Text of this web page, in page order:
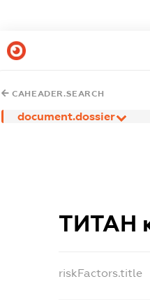
CAHEADER.SEARCH
document.dossier
ТИТАН
riskFactors.title